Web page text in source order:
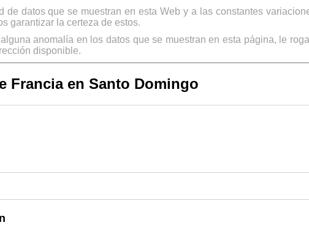
de datos que se muestran en esta Web y a las constantes
garantizar la certeza de estos.
anomalía en los datos que se muestran en esta página, le
disponible.
Francia en Santo Domingo